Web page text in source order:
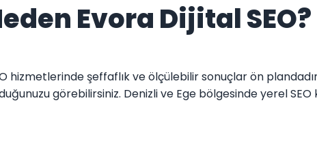
Evora Dijital SEO?
hizmetlerinde şeffaflık ve ölçülebilir sonuçlar ön
görebilirsiniz. Denizli ve Ege bölgesinde yerel SEO